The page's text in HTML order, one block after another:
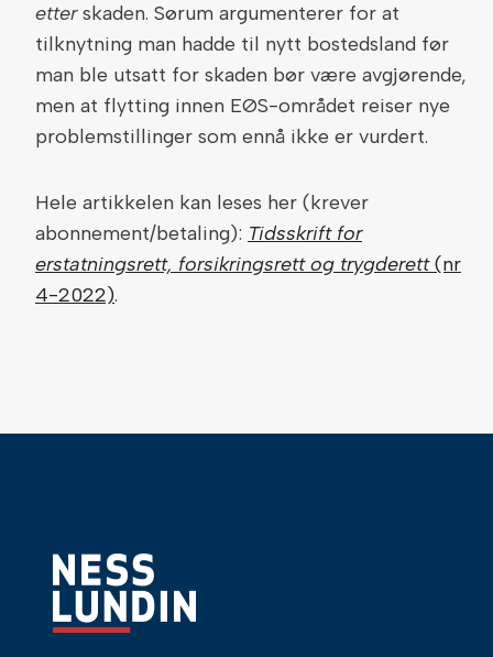
etterskaden. Sørum argumenterer for at
tilknytning man hadde til nytt bostedsland før
man ble utsatt for skaden bør være avgjørende,
men at flytting innen EØS-området reiser nye
problemstillinger som ennå ikke er vurdert.
Hele artikkelen kan leses her (krever
abonnement/betaling): Tidsskrift for
erstatningsrett, forsikringsrett og trygderett(nr
4-2022).